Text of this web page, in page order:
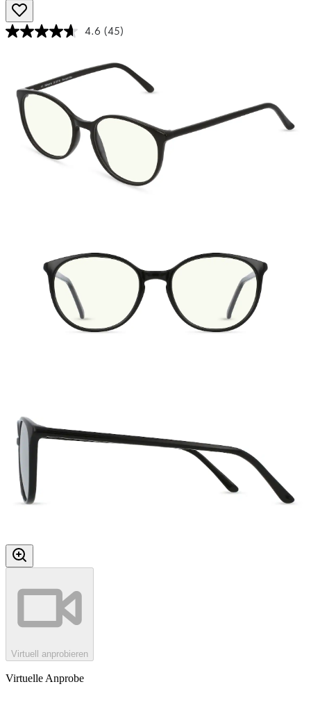
4.6 (45)
Virtuell anprobieren
Virtuelle Anprobe